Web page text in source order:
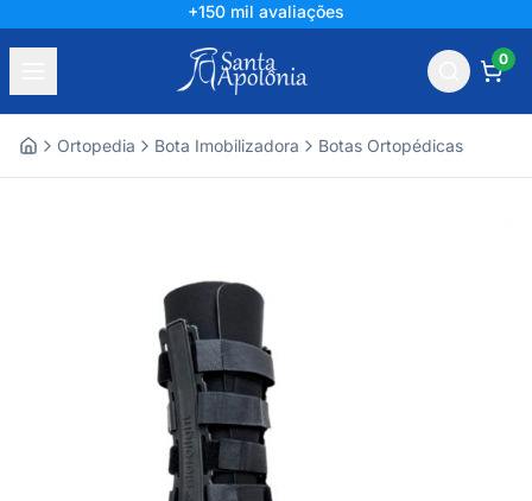
+150 mil avaliações
0
Ortopedia Bota Imobilizadora Botas Ortopédicas